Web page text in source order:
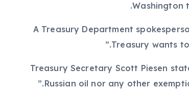
Washington
A Treasury Department
Treasury wants
Treasury Secretary Scott Piesen
Russian oil nor any other